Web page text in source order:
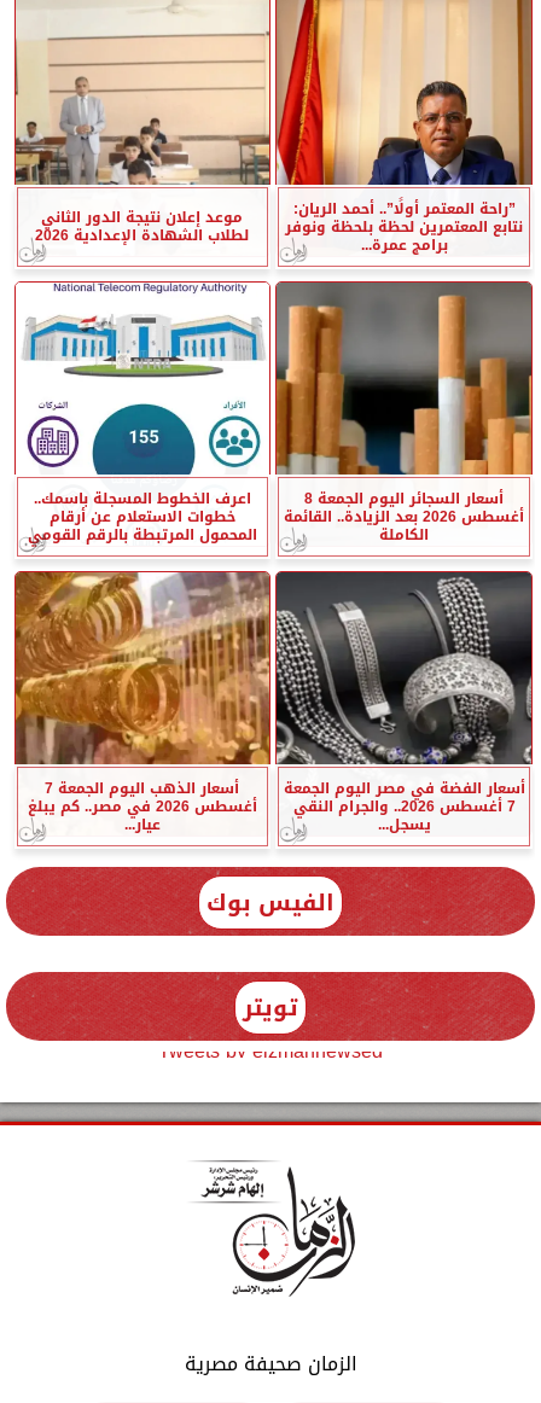
”راحة المعتمر أولًا”.. أحمد الريان:
نتابع المعتمرين لحظة بلحظة ونوفر
برامج عمرة...
موعد إعلان نتيجة الدور الثاني
لطلاب الشهادة الإعدادية 2026
أسعار السجائر اليوم الجمعة 8
أغسطس 2026 بعد الزيادة.. القائمة
الكاملة
اعرف الخطوط المسجلة باسمك..
خطوات الاستعلام عن أرقام
المحمول المرتبطة بالرقم القومي
أسعار الفضة في مصر اليوم الجمعة
7 أغسطس 2026.. والجرام النقي
يسجل...
أسعار الذهب اليوم الجمعة 7
أغسطس 2026 في مصر.. كم يبلغ
عيار...
الفيس بوك
تويتر
Tweets by elzmannewseg
الزمان صحيفة مصرية